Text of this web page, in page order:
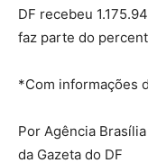
DF recebeu
faz parte do
*Com informações
Por Agência
da Gazeta do DF